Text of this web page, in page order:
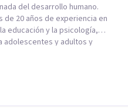
del desarrollo humano.
de 20 años de experiencia en
educación y la psicología,
adolescentes y adultos y